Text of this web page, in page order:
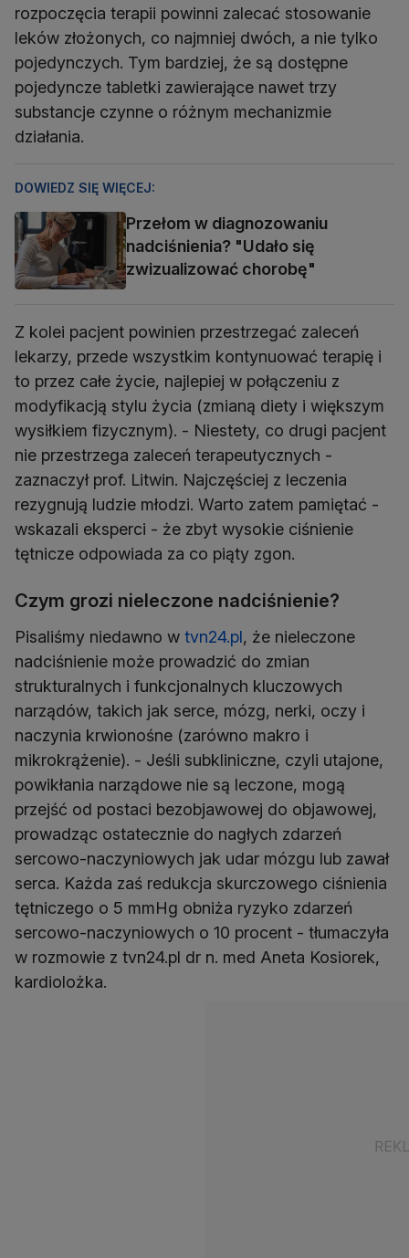
rozpoczęcia terapii powinni zalecać stosowanie
leków złożonych, co najmniej dwóch, a nie tylko
pojedynczych. Tym bardziej, że są dostępne
pojedyncze tabletki zawierające nawet trzy
substancje czynne o różnym mechanizmie
działania.
DOWIEDZ SIĘ WIĘCEJ:
Przełom w diagnozowaniu
nadciśnienia? "Udało się
zwizualizować chorobę"
Z kolei pacjent powinien przestrzegać zaleceń
lekarzy, przede wszystkim kontynuować terapię i
to przez całe życie, najlepiej w połączeniu z
modyfikacją stylu życia (zmianą diety i większym
wysiłkiem fizycznym). - Niestety, co drugi pacjent
nie przestrzega zaleceń terapeutycznych -
zaznaczył prof. Litwin. Najczęściej z leczenia
rezygnują ludzie młodzi. Warto zatem pamiętać -
wskazali eksperci - że zbyt wysokie ciśnienie
tętnicze odpowiada za co piąty zgon.
Czym grozi nieleczone nadciśnienie?
Pisaliśmy niedawno w tvn24.pl, że nieleczone
nadciśnienie może prowadzić do zmian
strukturalnych i funkcjonalnych kluczowych
narządów, takich jak serce, mózg, nerki, oczy i
naczynia krwionośne (zarówno makro i
mikrokrążenie). - Jeśli subkliniczne, czyli utajone,
powikłania narządowe nie są leczone, mogą
przejść od postaci bezobjawowej do objawowej,
prowadząc ostatecznie do nagłych zdarzeń
sercowo-naczyniowych jak udar mózgu lub zawał
serca. Każda zaś redukcja skurczowego ciśnienia
tętniczego o 5 mmHg obniża ryzyko zdarzeń
sercowo-naczyniowych o 10 procent - tłumaczyła
w rozmowie z tvn24.pl dr n. med Aneta Kosiorek,
kardiolożka.